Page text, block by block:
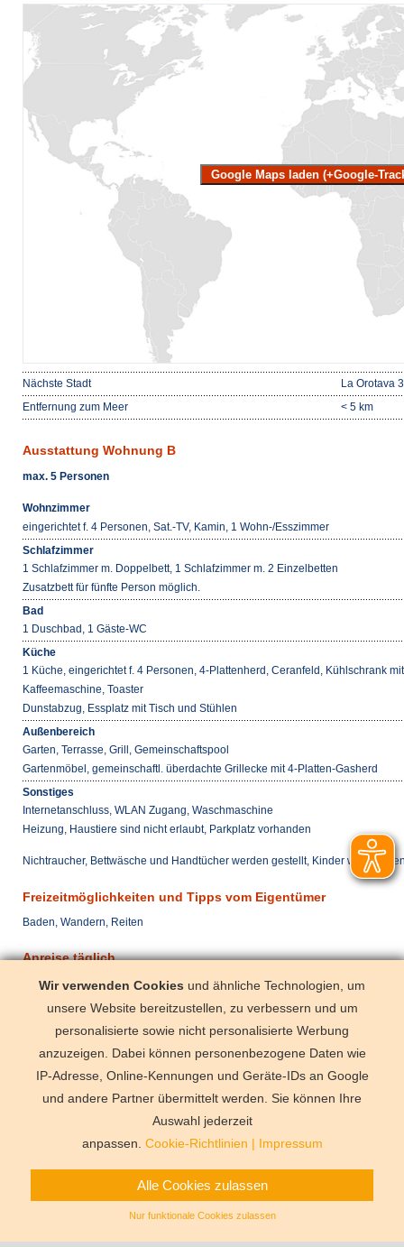
Google Maps laden (+Google-
Nächste Stadt
La Orotava
Entfernung zum Meer
< 5 km
Ausstattung Wohnung B
max. 5 Personen
Wohnzimmer
eingerichtet f. 4 Personen, Sat.-TV, Kamin, 1 Wohn-/Esszimmer
Schlafzimmer
1 Schlafzimmer m. Doppelbett, 1 Schlafzimmer m. 2 Einzelbetten
Zusatzbett für fünfte Person möglich.
Bad
1 Duschbad, 1 Gäste-WC
Küche
1 Küche, eingerichtet f. 4 Personen, 4-Plattenherd, Ceranfeld, Kühlschrank
Kaffeemaschine, Toaster
Dunstabzug, Essplatz mit Tisch und Stühlen
Außenbereich
Garten, Terrasse, Grill, Gemeinschaftspool
Gartenmöbel, gemeinschaftl. überdachte Grillecke mit 4-Platten-Gasherd
Sonstiges
Internetanschluss, WLAN Zugang, Waschmaschine
Heizung, Haustiere sind nicht erlaubt, Parkplatz vorhanden
Nichtraucher, Bettwäsche und Handtücher werden gestellt, Kinder
Freizeitmöglichkeiten und Tipps vom Eigentümer
Baden, Wandern, Reiten
Anreise täglich
mit dem Pkw
Auto
mit dem Flugzeug
Teneriffa
Entfernung Flughafen Teneriffa Süd/Reina Sofia ca. 100 km
Deutschland Florida
Wir verwenden Cookies und ähnliche Technologien, um
unsere Website bereitzustellen, zu verbessern und um
personalisierte sowie nicht personalisierte Werbung
anzuzeigen. Dabei können personenbezogene Daten wie
IP-Adresse, Online-Kennungen und Geräte-IDs an Google
und andere Partner übermittelt werden. Sie können Ihre
Auswahl jederzeit
anpassen. Cookie-Richtlinien | Impressum
Alle Cookies zulassen
Nur funktionale Cookies zulassen